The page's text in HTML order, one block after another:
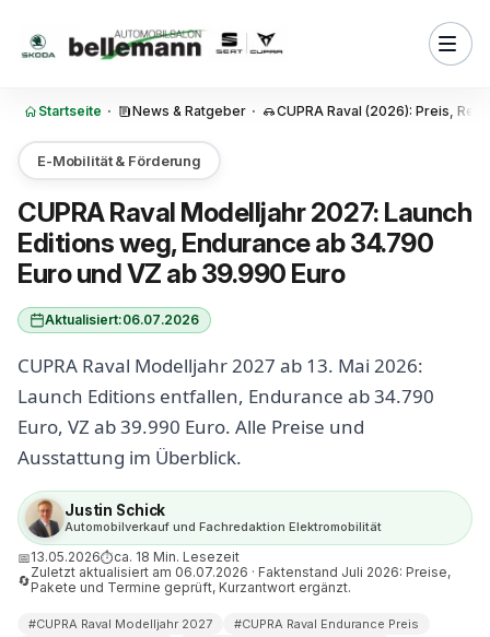
Startseite · News & Ratgeber · CUPRA Raval (2026): Preis,
E-Mobilität & Förderung
CUPRA Raval Modelljahr 2027: Launch
Editions weg, Endurance ab 34.790
Euro und VZ ab 39.990 Euro
Aktualisiert:06.07.2026
CUPRA Raval Modelljahr 2027 ab 13. Mai 2026:
Launch Editions entfallen, Endurance ab 34.790
Euro, VZ ab 39.990 Euro. Alle Preise und
Ausstattung im Überblick.
Justin Schick
Automobilverkauf und Fachredaktion Elektromobilität
📅13.05.2026⏱ca. 18 Min. Lesezeit
🔄
Zuletzt aktualisiert am 06.07.2026 · Faktenstand Juli 2026: Preise,
Pakete und Termine geprüft, Kurzantwort ergänzt.
#CUPRA Raval Modelljahr 2027
#CUPRA Raval Endurance Preis
vs VZ
Akku, Ladeleistung und
Progressive, Ahead
Sound, Matrix-LED und
beim CUPRA Raval
Modelljahr 2027
Fiord Blue, Plasma und die
beim CUPRA Raval
VANDAL